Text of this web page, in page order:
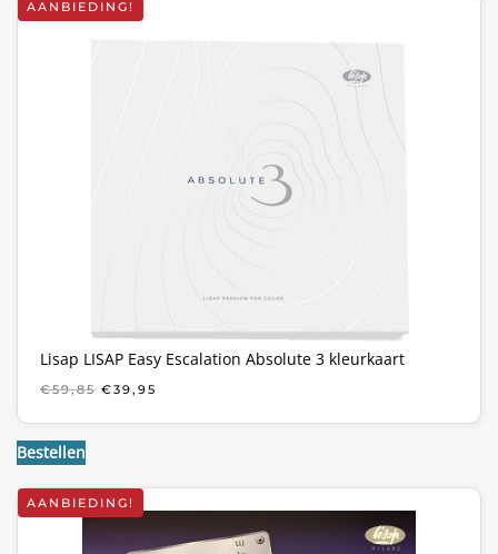
AANBIEDING!
Lisap LISAP Easy Escalation Absolute 3 kleurkaart
€59,85 OORSPRONKELIJKE
WAS:
€39,95
IS:
Bestellen
AANBIEDING!